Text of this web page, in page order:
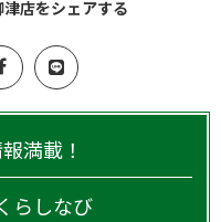
店をシェアする
満載！
らしなび